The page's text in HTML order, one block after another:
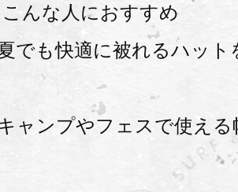
んな人におすすめ
夏でも快適に被れるハッ
キャンプやフェスで使え